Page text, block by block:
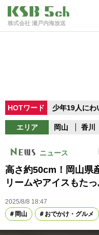
株式会社 瀬戸内海放送
HOTワード 少年19人にわ
エリア 岡山 香川
ニュース
高さ約50cm！岡山県
リームやアイスもたっ
2025/8/8 18:47
岡山
おでかけ・グルメ